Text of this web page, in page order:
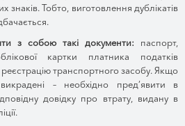
Тобто, виготовлення дублікатів
з собою такі документи: паспорт,
картки платника податків
транспортного засобу. Якщо
– необхідно пред’явити в
довідку про втрату, видану в